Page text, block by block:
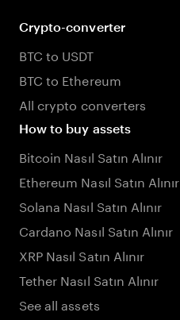
Crypto-converter
BTC to USDT
BTC to Ethereum
All crypto converters
How to buy assets
Bitcoin Nasıl Satın Alınır
Ethereum Nasıl Satın Alınır
Solana Nasıl Satın Alınır
Cardano Nasıl Satın Alınır
XRP Nasıl Satın Alınır
Tether Nasıl Satın Alınır
See all assets